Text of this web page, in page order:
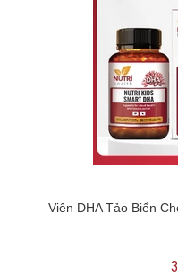
Viên DHA Tảo Biển